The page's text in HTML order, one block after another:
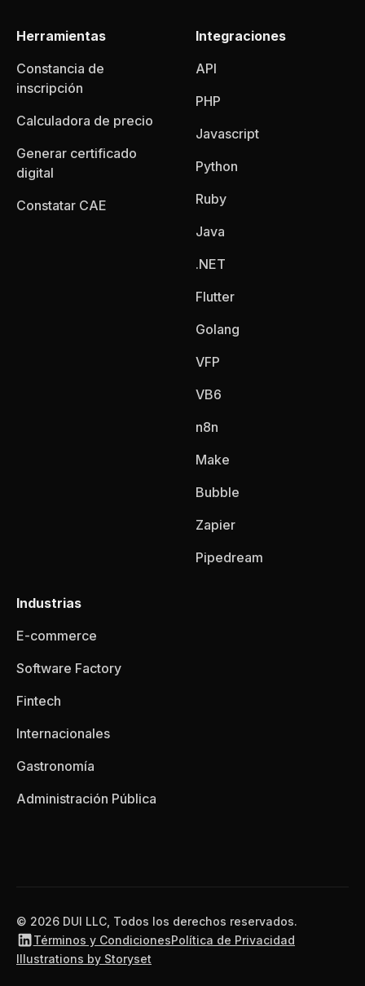
Herramientas
Constancia de
inscripción
Calculadora de precio
Generar certificado
digital
Constatar CAE
Integraciones
API
PHP
Javascript
Python
Ruby
Java
.NET
Flutter
Golang
VFP
VB6
n8n
Make
Bubble
Zapier
Pipedream
Industrias
E-commerce
Software Factory
Fintech
Internacionales
Gastronomía
Administración Pública
© 2026 DUI LLC, Todos los derechos reservados.
Términos y CondicionesPolítica de Privacidad
Illustrations by Storyset